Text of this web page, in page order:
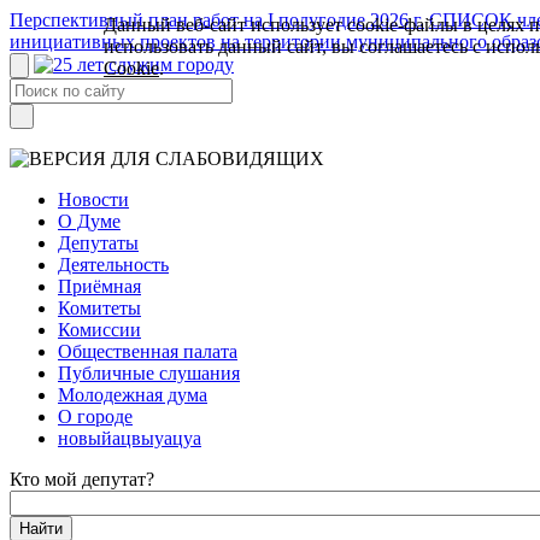
Перспективный план работ на I полугодие 2026 г. СПИСОК
инициативных проектов на территории муниципального
Новости
О Думе
Депутаты
Деятельность
Приёмная
Комитеты
Комиссии
Общественная палата
Публичные слушания
Молодежная дума
О городе
новыйацвыуацуа
Кто мой депутат?
Данный веб-сайт использует cookie-файлы в целях
использовать данный сайт, вы соглашаетесь с
Cookie.